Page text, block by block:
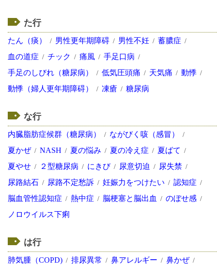
た行
たん（痰） 男性更年期障碍 男性不妊
蓄膿症
血の道症
チック 痛風
手足口病
手足のしびれ（糖尿病）
低気圧頭痛 天気痛
動悸
動悸（婦人更年期障碍）
凍瘡 糖尿病
な行
内臓脂肪症候群（糖尿病）
ながびく咳（感冒）
夏かぜ
NASH 夏の悩み 夏の冷え症
夏ばて
夏やせ
２型糖尿病 にきび 尿意切迫
尿失禁
尿路結石
尿路不定愁訴 妊娠力をつけたい
認知症
脳血管性認知症
熱中症 脳梗塞と脳出血
のぼせ感
ノロウイルス下痢
は行
肺気腫（COPD) 排尿異常 鼻アレルギー
鼻かぜ